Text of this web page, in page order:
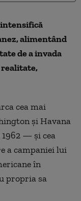
alimentând
de a invada
realitate,
cea mai
și Havana
— și cea
a campaniei lui
în
propria sa